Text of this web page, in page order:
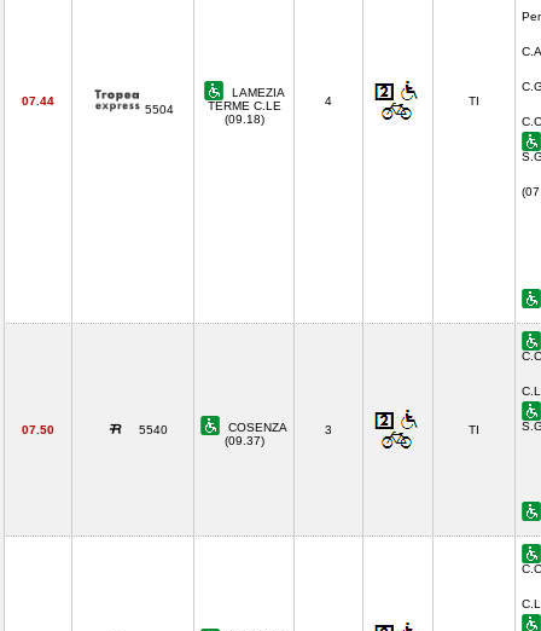
07.44
5504
LAMEZIA
TERME C.LE
(09.18)
4 TI
07.50 5540
COSENZA
(09.37)
3 TI